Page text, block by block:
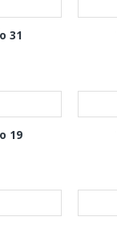
31
19